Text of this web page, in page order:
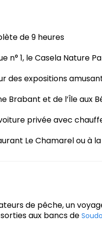
de 9 heures
n° 1, le Casela Nature
des expositions
Brabant et de l’Île aux
privée avec
Le Chamarel ou à
de pêche, un
aux bancs de